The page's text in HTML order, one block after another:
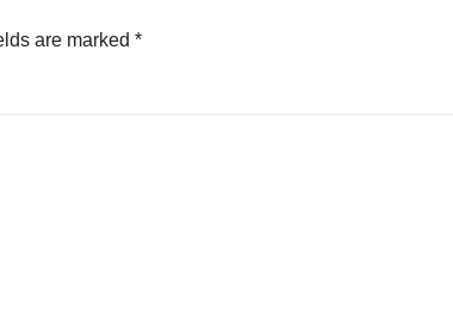
are marked *